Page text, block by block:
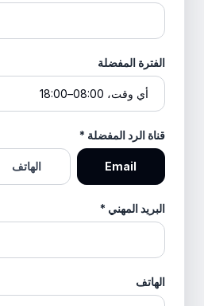
الفترة المفضلة
قناة الرد المفضلة *
Email الهاتف
البريد المهني *
الهاتف